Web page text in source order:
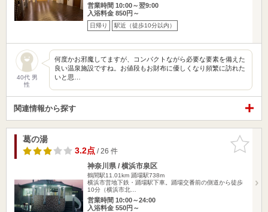
営業時間 10:00～翌9:00
入浴料金 850円～
日帰り 駅近（徒歩10分以内）
40代 男
性
何度かお邪魔してますが、コンパクトながら必要な要素を備えた
良い温泉施設ですね。お値段もお財布に優しくなり頻繁に訪れた
いと思…
関連情報から探す
お気に入
りに追加
葛の湯
3.2点/ 26 件
神奈川県 / 横浜市泉区
鶴間駅11.01km 踊場駅738m
横浜市営地下鉄・踊場駅下車。踊場交番前の側道から徒歩
10分（横浜市北…
営業時間 10:00～24:00
入浴料金 550円～